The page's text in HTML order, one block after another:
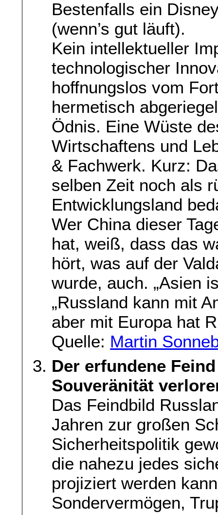
Bestenfalls ein
(wenn’s gut läuft).
Kein intellektueller
technologischer
hoffnungslos vom
hermetisch
Ödnis. Eine Wüste
Wirtschaftens und
& Fachwerk. Kurz:
selben Zeit noch als
Entwicklungsland
Wer China dieser
hat, weiß, dass das
hört, was auf der
wurde, auch. „Asien
„Russland kann mit
aber mit Europa hat
Quelle: Martin
Der erfundene
Souveränität
Das Feindbild
Jahren zur großen
Sicherheitspolitik
die nahezu jedes
projiziert werden
Sondervermögen,